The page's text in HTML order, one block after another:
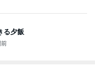
る夕飯